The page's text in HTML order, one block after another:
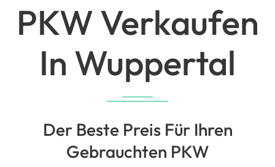
PKW Verkaufen
In Wuppertal
Der Beste Preis Für Ihren
Gebrauchten PKW